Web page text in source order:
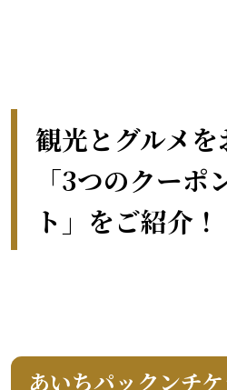
観光とグルメを
「3つのクーポ
ト」をご紹介！
あいちパックンチケ